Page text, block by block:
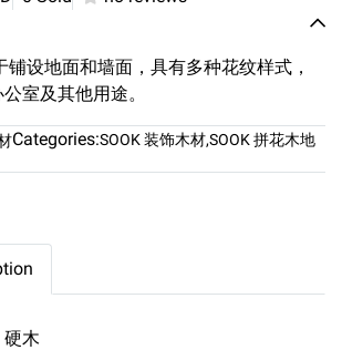
设地面和墙面，具有多种花纹样式，
室及其他用途。
Categories:SOOK 装饰木材,SOOK 拼花木地
木